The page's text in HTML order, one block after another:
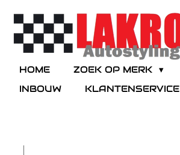
Ga
direct
hoofdinhoud
HOME ZOEK OP MERK
INBOUW
KLANTENSERVICE